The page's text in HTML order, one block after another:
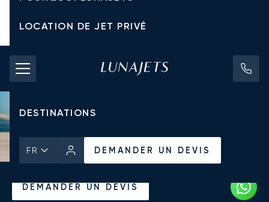
LOCATION DE JET PRIVÉ
TARIFS D'AFFRÈTEMENT
JETS PRIVÉS
DESTINATIONS
FR DEMANDER UN DEVIS
DEMANDER UN DEVIS